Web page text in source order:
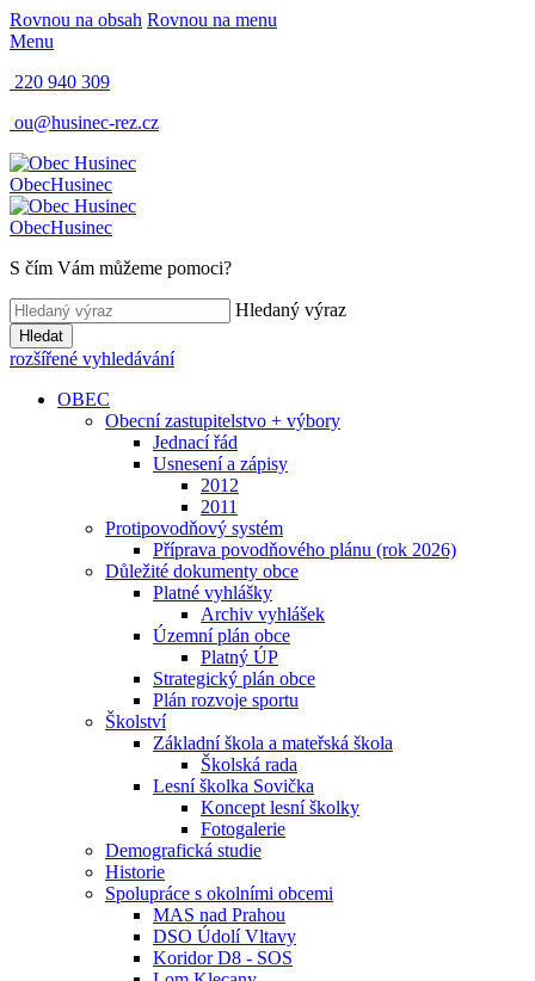
Rovnou na obsah Rovnou na menu
Menu
220 940 309
ou@husinec-rez.cz
ObecHusinec
ObecHusinec
S čím Vám můžeme pomoci?
Hledaný výraz
Hledat
rozšířené vyhledávání
OBEC
Obecní zastupitelstvo + výbory
Jednací řád
Usnesení a zápisy
2012
2011
Protipovodňový systém
Příprava povodňového plánu (rok 2026)
Důležité dokumenty obce
Platné vyhlášky
Archiv vyhlášek
Územní plán obce
Platný ÚP
Strategický plán obce
Plán rozvoje sportu
Školství
Základní škola a mateřská škola
Školská rada
Lesní školka Sovička
Koncept lesní školky
Fotogalerie
Demografická studie
Historie
Spolupráce s okolními obcemi
MAS nad Prahou
DSO Údolí Vltavy
Koridor D8 - SOS